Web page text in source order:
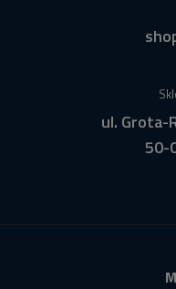
ul. Grota-
50-